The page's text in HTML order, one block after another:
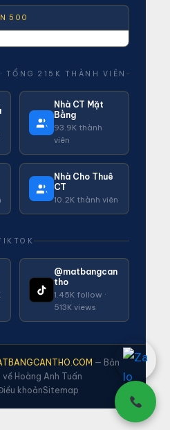
500
TỔNG 215K THÀNH VIÊN
Nhà CT Mặt
Bằng
93.9K thành
viên
Nhà Cho Thuê
CT
10.2K thành viên
@matbangcan
tho
1.45K follow ·
513K views
— Bản
Hoàng Anh Tuấn
khoảnSitemap